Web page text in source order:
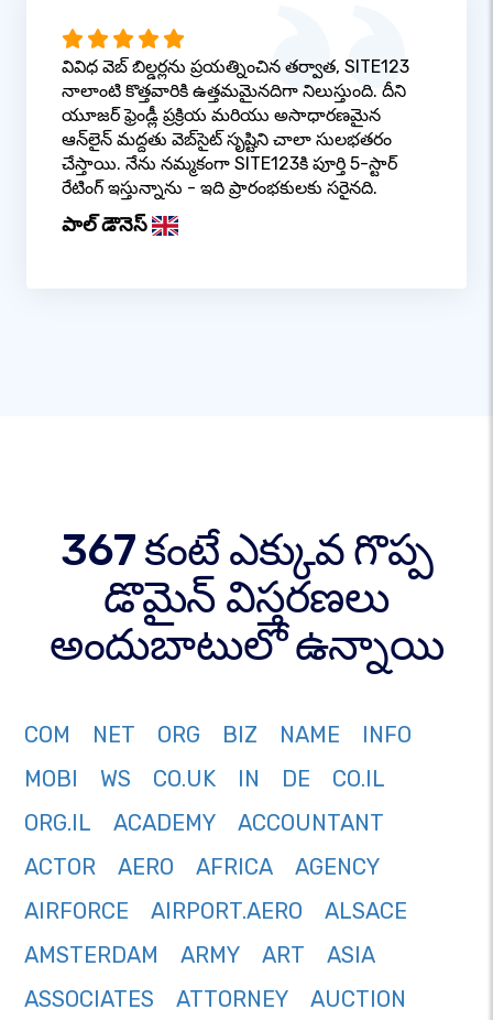
వివిధ వెబ్ బిల్డర్లను ప్రయత్నించిన తర్వాత, SITE123
నాలాంటి కొత్తవారికి ఉత్తమమైనదిగా నిలుస్తుంది. దీని
యూజర్ ఫ్రెండ్లీ ప్రక్రియ మరియు అసాధారణమైన
ఆన్‌లైన్ మద్దతు వెబ్‌సైట్ సృష్టిని చాలా సులభతరం
చేస్తాయి. నేను నమ్మకంగా SITE123కి పూర్తి 5-స్టార్
రేటింగ్ ఇస్తున్నాను - ఇది ప్రారంభకులకు సరైనది.
పాల్ డౌనెస్
367 కంటే ఎక్కువ గొప్ప
డొమైన్ విస్తరణలు
అందుబాటులో ఉన్నాయి
COM NET ORG BIZ NAME
INFO
MOBI
WS CO.UK IN DE
CO.IL
ORG.IL
ACADEMY
ACCOUNTANT
ACTOR
AERO AFRICA
AGENCY
AIRFORCE
AIRPORT.AERO
ALSACE
AMSTERDAM
ARMY ART
ASIA
ASSOCIATES
ATTORNEY
AUCTION